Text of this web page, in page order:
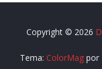
Copyright © 2026
Tema: ColorMagpor